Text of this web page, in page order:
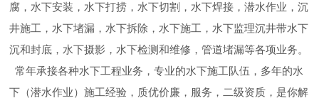
腐，水下安装，水下打捞，水下切割，水下焊接，潜水作业，沉
井施工，水下堵漏，水下拆除，水下施工，水下监理沉井带水下
沉和封底，水下摄影，水下检测和维修，管道堵漏等各项业务。
常年承接各种水下工程业务，专业的水下施工队伍，多年的水
下（潜水作业）施工经验，质优价廉，服务，二级资质，是你解